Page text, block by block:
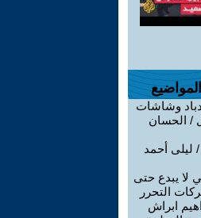
وشاشات
/ الحسان
/ ليلى أحمد
لا يبدع حتى
التحرر
ابراش